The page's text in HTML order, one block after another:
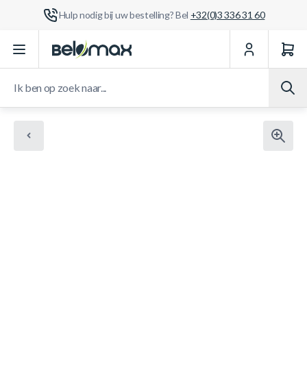
Hulp nodig bij uw bestelling? Bel +32(0)3 336 31 60
Ga naar de inhoud